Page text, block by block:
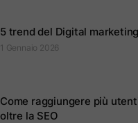
5 trend del Digital
1 Gennaio 2026
Come raggiungere più
oltre la SEO